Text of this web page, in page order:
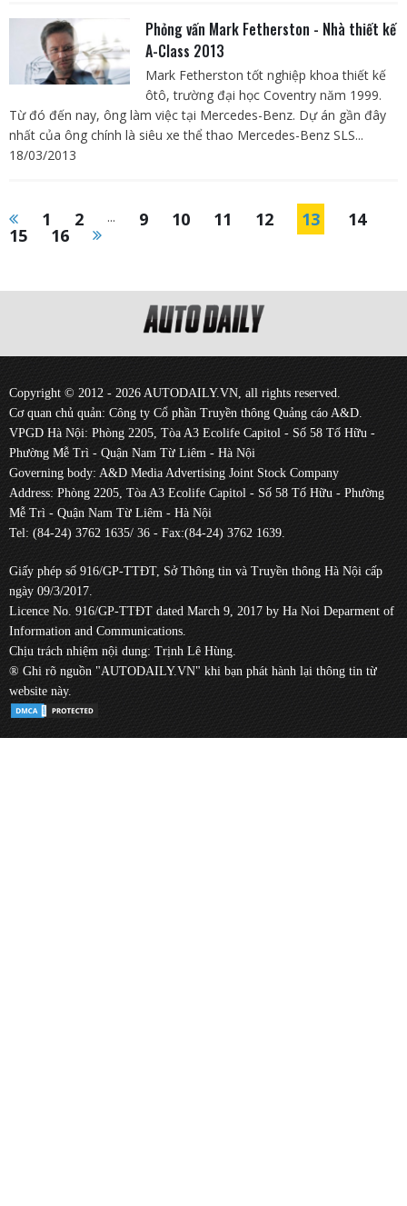
Phỏng vấn Mark Fetherston - Nhà thiết kế
A-Class 2013
Mark Fetherston tốt nghiệp khoa thiết kế
ôtô, trường đại học Coventry năm 1999.
Từ đó đến nay, ông làm việc tại Mercedes-Benz. Dự án gần đây
nhất của ông chính là siêu xe thể thao Mercedes-Benz SLS...
18/03/2013
1 2 ... 9 10 11 12 13 14
15 16
Copyright © 2012 - 2026 AUTODAILY.VN, all rights reserved.
Cơ quan chủ quản: Công ty Cổ phần Truyền thông Quảng cáo A&D.
VPGD Hà Nội: Phòng 2205, Tòa A3 Ecolife Capitol - Số 58 Tố Hữu -
Phường Mễ Trì - Quận Nam Từ Liêm - Hà Nội
Governing body: A&D Media Advertising Joint Stock Company
Address: Phòng 2205, Tòa A3 Ecolife Capitol - Số 58 Tố Hữu - Phường
Mễ Trì - Quận Nam Từ Liêm - Hà Nội
Tel: (84-24) 3762 1635/ 36 - Fax:(84-24) 3762 1639.
Giấy phép số 916/GP-TTĐT, Sở Thông tin và Truyền thông Hà Nội cấp
ngày 09/3/2017.
Licence No. 916/GP-TTĐT dated March 9, 2017 by Ha Noi Deparment of
Information and Communications.
Chịu trách nhiệm nội dung: Trịnh Lê Hùng.
® Ghi rõ nguồn "AUTODAILY.VN" khi bạn phát hành lại thông tin từ
website này.